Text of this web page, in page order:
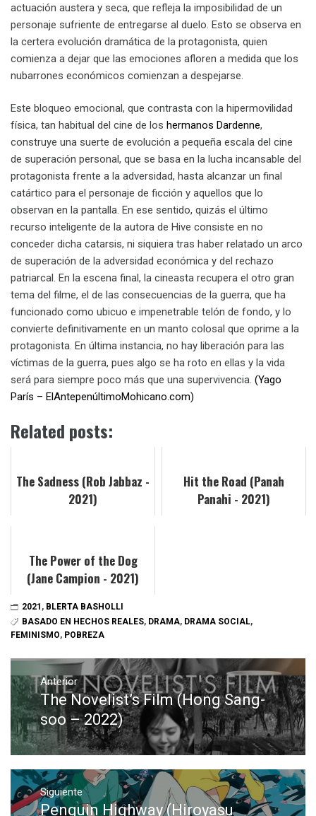
actuación austera y seca, que refleja la imposibilidad de un
personaje sufriente de entregarse al duelo. Esto se observa en
la certera evolución dramática de la protagonista, quien
comienza a dejar que las emociones afloren a medida que los
nubarrones económicos comienzan a despejarse.
Este bloqueo emocional, que contrasta con la hipermovilidad
física, tan habitual del cine de los hermanos Dardenne,
construye una suerte de evolución a pequeña escala del cine
de superación personal, que se basa en la lucha incansable del
protagonista frente a la adversidad, hasta alcanzar un final
catártico para el personaje de ficción y aquellos que lo
observan en la pantalla. En ese sentido, quizás el último
recurso inteligente de la autora de Hive consiste en no
conceder dicha catarsis, ni siquiera tras haber relatado un arco
de superación de la adversidad económica y del rechazo
patriarcal. En la escena final, la cineasta recupera el otro gran
tema del filme, el de las consecuencias de la guerra, que ha
funcionado como ubicuo e impenetrable telón de fondo, y lo
convierte definitivamente en un manto colosal que oprime a la
protagonista. En última instancia, no hay liberación para las
víctimas de la guerra, pues algo se ha roto en ellas y la vida
será para siempre poco más que una supervivencia. (Yago
París – ElAntepenúltimoMohicano.com)
Related posts:
The Sadness (Rob Jabbaz -
2021)
Hit the Road (Panah
Panahi - 2021)
The Power of the Dog
(Jane Campion - 2021)
2021 , BLERTA BASHOLLI
BASADO EN HECHOS REALES, DRAMA, DRAMA SOCIAL,
FEMINISMO, POBREZA
Navegación
de
entradas
Anterior
Entrada
anterior:
The Novelist’s Film (Hong Sang-
soo – 2022)
Siguiente
Entrada
Penguin Highway (Hiroyasu